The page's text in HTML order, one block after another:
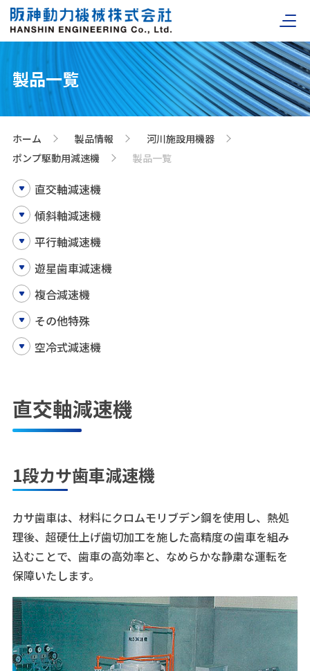
製品一覧
ホーム 製品情報 河川施設用機器
ポンプ駆動用減速機
製品一覧
直交軸減速機
傾斜軸減速機
平行軸減速機
遊星歯車減速機
複合減速機
その他特殊
空冷式減速機
直交軸減速機
1段カサ歯車減速機
カサ歯車は、材料にクロムモリブデン鋼を使用し、熱処
理後、超硬仕上げ歯切加工を施した高精度の歯車を組み
込むことで、歯車の高効率と、なめらかな静粛な運転を
保障いたします。